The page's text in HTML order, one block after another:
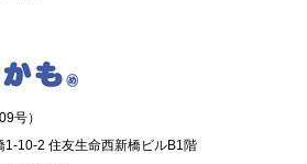
号）
10-2 住友生命西新橋ビルB1階